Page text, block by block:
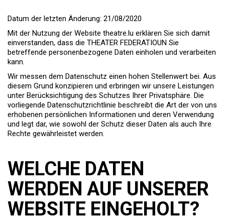
Datum der letzten Änderung: 21/08/2020
Mit der Nutzung der Website theatre.lu erklären Sie sich damit
einverstanden, dass die THEATER FEDERATIOUN Sie
betreffende personenbezogene Daten einholen und verarbeiten
kann.
Wir messen dem Datenschutz einen hohen Stellenwert bei. Aus
diesem Grund konzipieren und erbringen wir unsere Leistungen
unter Berücksichtigung des Schutzes Ihrer Privatsphäre. Die
vorliegende Datenschutzrichtlinie beschreibt die Art der von uns
erhobenen persönlichen Informationen und deren Verwendung
und legt dar, wie sowohl der Schutz dieser Daten als auch Ihre
Rechte gewährleistet werden.
WELCHE DATEN
WERDEN AUF UNSERER
WEBSITE EINGEHOLT?